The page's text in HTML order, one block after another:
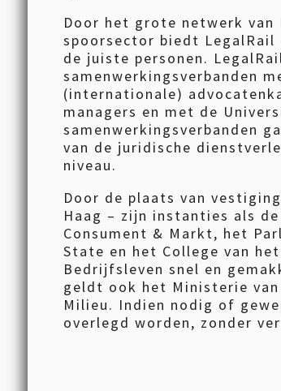
Door het grote netwerk van
spoorsector biedt
de juiste personen.
samenwerkingsverbanden
(internationale)
managers en met de
samenwerkingsverbanden
van de juridische
niveau.
Door de plaats van
Haag – zijn instanties als
Consument & Markt, het
State en het College van
Bedrijfsleven snel en
geldt ook het Ministerie
Milieu. Indien nodig of
overlegd worden, zonder